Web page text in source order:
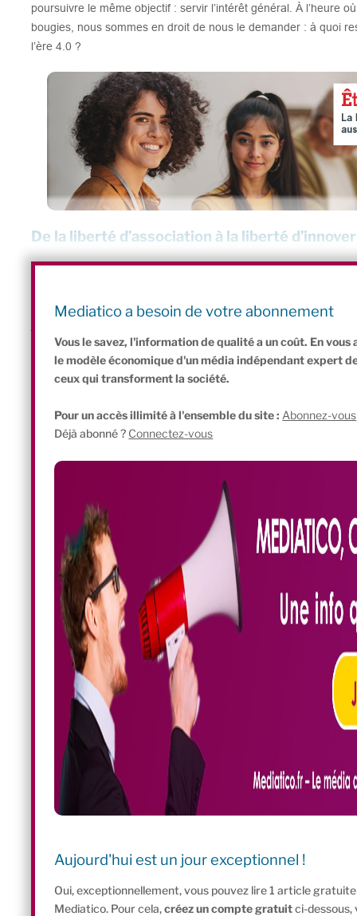
poursuivre le même objectif : servir l’intérêt général. À l’heure
bougies, nous sommes en droit de nous le demander : à quoi
l’ère 4.0 ?
De la liberté d’association à la liberté d’innover
Depuis 1901, les associations ont accompagné toutes les
internationale ou encore économie sociale et solidaire. La loi
Mediatico a besoin de votre abonnement
Vous le savez, l'information de qualité a un coût. En
le modèle économique d'un média indépendant expert
ceux qui transforment la société.
Pour un accès illimité à l'ensemble du site : Abonnez-vous
Déjà abonné ? Connectez-vous
Aujourd'hui est un jour exceptionnel !
Oui, exceptionnellement, vous pouvez lire 1 article
Mediatico. Pour cela,créez un compte gratuitci-dessous,